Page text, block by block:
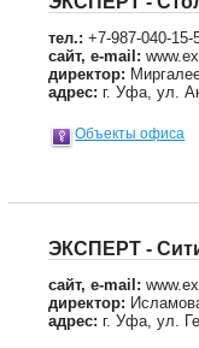
тел.: +7-987-040-15-
сайт, e-mail:
директор:
адрес: г. Уфа, ул.
Объекты офиса
ЭКСПЕРТ -
сайт, e-mail:
директор:
адрес: г. Уфа, ул.